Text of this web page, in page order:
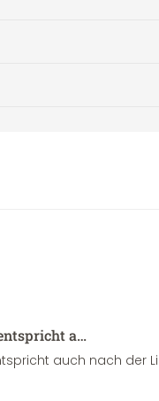
a…
auch nach der